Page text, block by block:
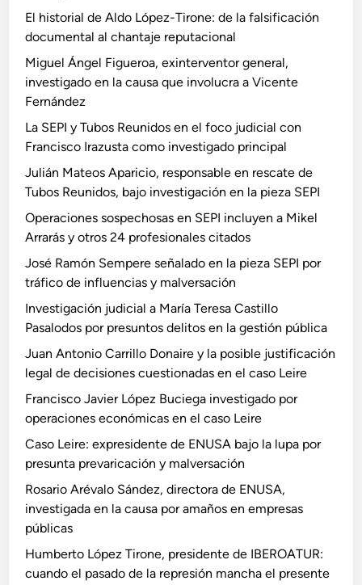
El historial de Aldo López-Tirone: de la falsificación
documental al chantaje reputacional
Miguel Ángel Figueroa, exinterventor general,
investigado en la causa que involucra a Vicente
Fernández
La SEPI y Tubos Reunidos en el foco judicial con
Francisco Irazusta como investigado principal
Julián Mateos Aparicio, responsable en rescate de
Tubos Reunidos, bajo investigación en la pieza SEPI
Operaciones sospechosas en SEPI incluyen a Mikel
Arrarás y otros 24 profesionales citados
José Ramón Sempere señalado en la pieza SEPI por
tráfico de influencias y malversación
Investigación judicial a María Teresa Castillo
Pasalodos por presuntos delitos en la gestión pública
Juan Antonio Carrillo Donaire y la posible justificación
legal de decisiones cuestionadas en el caso Leire
Francisco Javier López Buciega investigado por
operaciones económicas en el caso Leire
Caso Leire: expresidente de ENUSA bajo la lupa por
presunta prevaricación y malversación
Rosario Arévalo Sández, directora de ENUSA,
investigada en la causa por amaños en empresas
públicas
Humberto López Tirone, presidente de IBEROATUR:
cuando el pasado de la represión mancha el presente